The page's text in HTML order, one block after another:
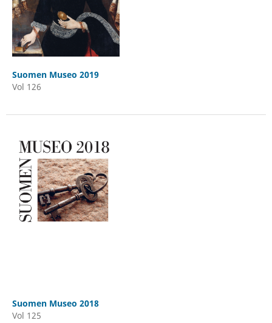
Suomen Museo 2019
Vol 126
Suomen Museo 2018
Vol 125